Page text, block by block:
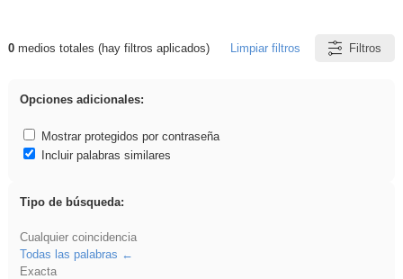
Resultados de: pantalla
0medios totales (hay filtros aplicados) Limpiar filtros Filtros
Opciones adicionales:
Mostrar protegidos por contraseña
Incluir palabras similares
Tipo de búsqueda:
Cualquier coincidencia
Todas las palabras
Exacta